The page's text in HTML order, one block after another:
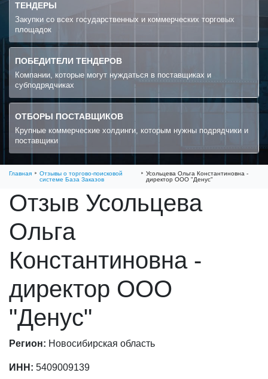
ТЕНДЕРЫ
Закупки со всех государственных и коммерческих торговых
площадок
ПОБЕДИТЕЛИ ТЕНДЕРОВ
Компании, которые могут нуждаться в поставщиках и
субподрядчиках
ОТБОРЫ ПОСТАВЩИКОВ
Крупные коммерческие холдинги, которым нужны подрядчики и
поставщики
Главная
Отзывы о торгово-поисковой
системе База Заказов
Усольцева Ольга Константиновна -
директор ООО "Денус"
Отзыв Усольцева
Ольга
Константиновна -
директор ООО
"Денус"
Регион: Новосибирская область
ИНН: 5409009139